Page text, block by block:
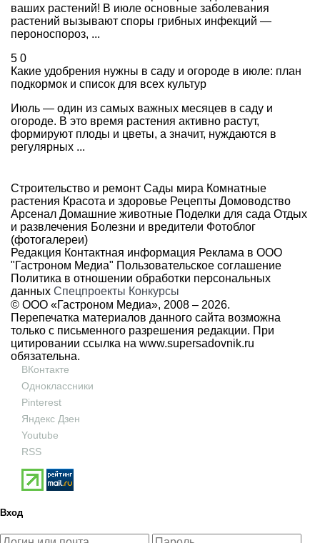
ваших растений! В июле основные заболевания
растений вызывают споры грибных инфекций —
пероноспороз, ...
5 0
Какие удобрения нужны в саду и огороде в июле: план
подкормок и список для всех культур
Июль — один из самых важных месяцев в саду и
огороде. В это время растения активно растут,
формируют плоды и цветы, а значит, нуждаются в
регулярных ...
Строительство и ремонт Сады мира Комнатные
растения Красота и здоровье Рецепты Домоводство
Арсенал Домашние животные Поделки для сада Отдых
и развлечения Болезни и вредители Фотоблог
(фотогалереи)
Редакция Контактная информация Реклама в ООО
"Гастроном Медиа" Пользовательское соглашение
Политика в отношении обработки персональных
данных Спецпроекты Конкурсы
© ООО «Гастроном Медиа», 2008 – 2026.
Перепечатка материалов данного сайта возможна
только с письменного разрешения редакции. При
цитировании ссылка на www.supersadovnik.ru
обязательна.
ВКонтакте
Одноклассники
Pinterest
Яндекс Дзен
Youtube
RSS
Вход